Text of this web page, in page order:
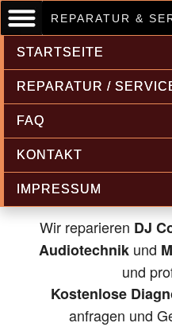
REPARATUR &
STARTSEITE
REPARATUR /
FAQ
KONTAKT
IMPRESSUM
Wir reparieren DJ
Audiotechnikund
und
Kostenlose
anfragen und